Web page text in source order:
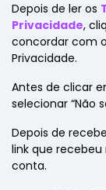
Depois de ler os
Privacidade,
concordar com
Privacidade.
Antes de clicar
selecionar “Não
Depois de
link que
conta.